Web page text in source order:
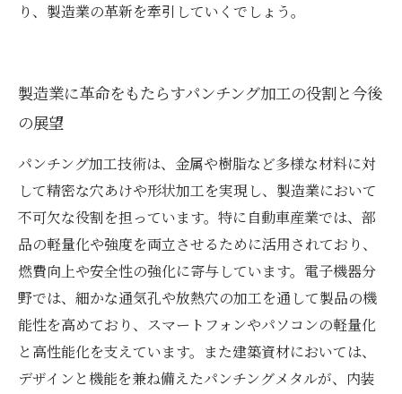
り、製造業の革新を牽引していくでしょう。
製造業に革命をもたらすパンチング加工の役割と今後
の展望
パンチング加工技術は、金属や樹脂など多様な材料に対
して精密な穴あけや形状加工を実現し、製造業において
不可欠な役割を担っています。特に自動車産業では、部
品の軽量化や強度を両立させるために活用されており、
燃費向上や安全性の強化に寄与しています。電子機器分
野では、細かな通気孔や放熱穴の加工を通して製品の機
能性を高めており、スマートフォンやパソコンの軽量化
と高性能化を支えています。また建築資材においては、
デザインと機能を兼ね備えたパンチングメタルが、内装